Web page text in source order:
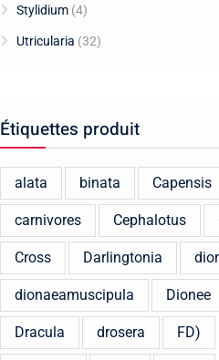
Stylidium (4)
Utricularia (32)
Étiquettes produit
alata binata Capensis
carnivores Cephalotus
Cross Darlingtonia
dionaeamuscipula Dionee
Dracula drosera FD)